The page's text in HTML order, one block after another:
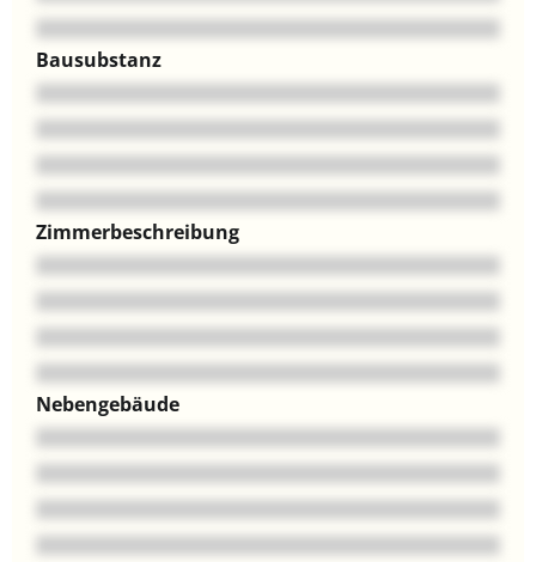
Bausubstanz
Zimmerbeschreibung
Nebengebäude